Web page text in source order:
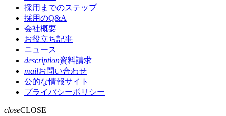
採用までのステップ
採用のQ&A
会社概要
お役立ち記事
ニュース
description資料請求
mailお問い合わせ
公的な情報サイト
プライバシーポリシー
closeCLOSE